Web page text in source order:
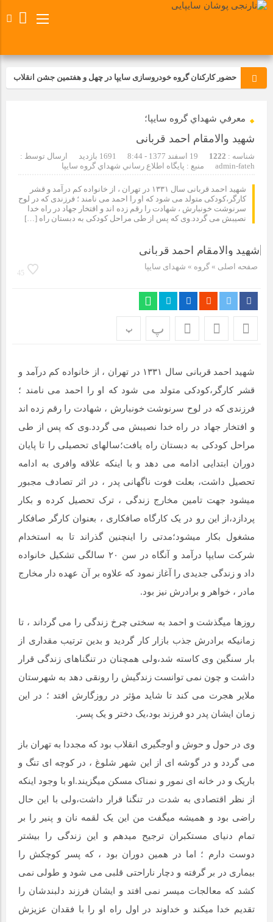
حضور کارکنان گروه خودروسازی سایپا در چهل و هفتمین جشن انقلاب
تجدید بیعت کارکنان شرکت پارس خودرو با آرمان های رهبر کبیر و فقید
انقلاب اسلامی ایران
مسابقات ورزشی در مگاموتوربا استقبال کارکنان برگزار شد
شرکت زامیاد
مراسم بزرگداشت سالروز آزادسازی خرمشهر در شرکت پارس خودرو
مراسم گرامیداشت سالروز آزادسازی خرمشهر در نمازخانه فاطمیه
مگاموتور
تیم شهدای مگاموتور در بزرگترین مسابقات گل کوچک جهان شرکت
معرفي شهداي گروه سايپا؛
شهید والامقام احمد قربانی
شناسه : 1222 19 اسفند 1377 - 8:44
ارسال توسط :
admin-fateh
منبع : پايگاه اطلاع رساني شهداي گروه سايپا
شهید احمد قربانی سال ۱۳۳۱ در تهران ، از خانواده کم درآمد و قشر
کارگر،کودکی متولد می شود که او را احمد می نامند ؛ فرزندی که در لوح
سرنوشت خونبارش ، شهادت را رقم زده اند و افتخار جهاد در راه خدا
نصیبش می گردد.وی که پس از طی مراحل کودکی به دبستان راه […]
صفحه اصلی » گروه » شهدای سایپا
45
پ پ
شهید احمد قربانی سال ۱۳۳۱ در تهران ، از خانواده کم درآمد و
قشر کارگر،کودکی متولد می شود که او را احمد می نامند ؛
فرزندی که در لوح سرنوشت خونبارش ، شهادت را رقم زده اند
و افتخار جهاد در راه خدا نصیبش می گردد.وی که پس از طی
مراحل کودکی به دبستان راه یافت؛سالهای تحصیلی را تا پایان
دوران ابتدایی ادامه می دهد و با اینکه علاقه وافری به ادامه
تحصیل داشت، بعلت فوت ناگهانی پدر ، در اثر تصادف مجبور
میشود جهت تامین مخارج زندگی ، ترک تحصیل کرده و بکار
پردازد،از این رو در یک کارگاه صافکاری ، بعنوان کارگر صافکار
مشغول بکار میشود؛مدتی را اینچنین گذراند تا به استخدام
شرکت سایپا درآمد و آنگاه در سن ۲۰ سالگی تشکیل خانواده
داد و زندگی جدیدی را آغاز نمود که علاوه بر آن عهده دار مخارج
مادر ، خواهر و برادرش نیز بود.
روزها میگذشت و احمد به سختی چرخ زندگی را می گرداند ، تا
زمانیکه برادرش جذب بازار کار گردید و بدین ترتیب مقداری از
بار سنگین وی کاسته شد،ولی همچنان در تنگناهای زندگی قرار
داشت و چون نمی توانست زندگیش را رونقی دهد به شهرستان
ملایر هجرت می کند تا شاید مؤثر در روزگارش افتد ؛ در این
زمان ایشان پدر دو فرزند بود،یک دختر و یک پسر.
وی در حول و حوش و اوجگیری انقلاب بود که مجددا به تهران باز
می گردد و در گوشه ای از این شهر شلوغ ، در کوچه ای تنگ و
باریک و در خانه ای نمور و نمناک مسکن میگزیند.او با وجود اینکه
از نظر اقتصادی به شدت در تنگنا قرار داشت،ولی با این حال
راضی بود و همیشه میگفت من این یک لقمه نان و پنیر را بر
تمام دنیای مستکبران ترجیح میدهم و این زندگی را بیشتر
دوست دارم ؛ اما در همین دوران بود ، که پسر کوچکش را
بیماری در بر گرفته و دچار ناراحتی قلبی می شود و طولی نمی
کشد که معالجات میسر نمی افتد و ایشان فرزند دلبندشان را
تقدیم خدا میکند و خداوند در اول راه او را با فقدان عزیزش